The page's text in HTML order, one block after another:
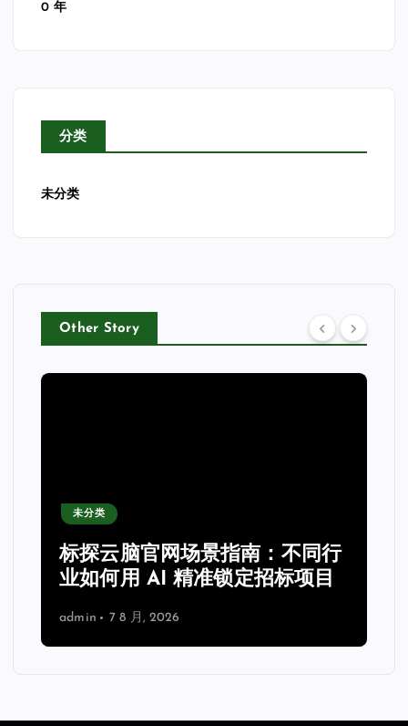
0 年
分类
未分类
Other Story
未分类
标探云脑官网场景指南：不同行
业如何用 AI 精准锁定招标项目
admin 7 8 月, 2026